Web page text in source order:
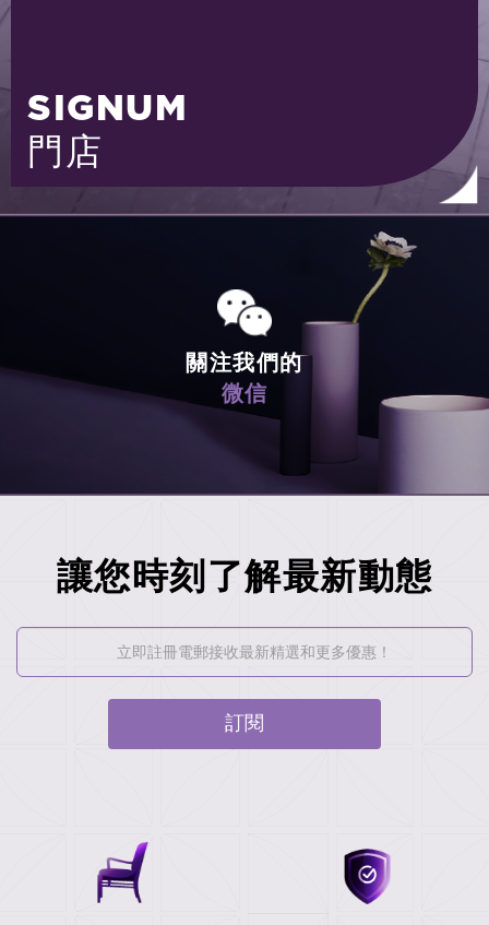
SIGNUM
門店
關注我們的
微信
讓您時刻了解最新動態
訂閱